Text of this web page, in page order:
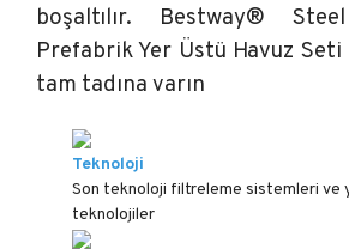
boşaltılır. Bestway®
Prefabrik Yer Üstü Havuz
tam tadına varın
Teknoloji
Son teknoloji filtreleme sistemleri ve
teknolojiler